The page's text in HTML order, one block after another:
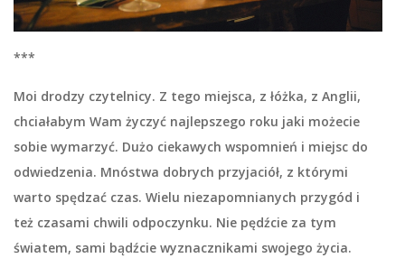
***
Moi drodzy czytelnicy. Z tego miejsca, z łóżka, z Anglii,
chciałabym Wam życzyć najlepszego roku jaki możecie
sobie wymarzyć. Dużo ciekawych wspomnień i miejsc do
odwiedzenia. Mnóstwa dobrych przyjaciół, z którymi
warto spędzać czas. Wielu niezapomnianych przygód i
też czasami chwili odpoczynku. Nie pędźcie za tym
światem, sami bądźcie wyznacznikami swojego życia.